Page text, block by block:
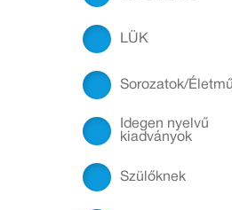
LÜK
Sorozatok/
Idegen nyelvű
kiadványok
Szülőknek